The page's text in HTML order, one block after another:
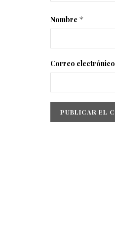
Nombre *
Correo electrónico